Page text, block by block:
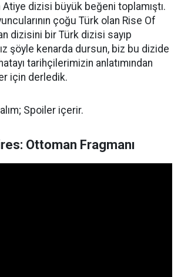
Atiye dizisi büyük beğeni toplamıştı.
çoğu Türk olan Rise Of
dizisini bir Türk dizisi sayıp
şöyle kenarda dursun, biz bu dizide
tarihçilerimizin anlatımından
için derledik.
Spoiler içerir.
Ottoman Fragmanı